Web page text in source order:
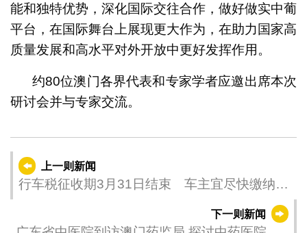
能和独特优势，深化国际交往合作，做好做实中葡
平台，在国际舞台上展现更大作为，在助力国家高
质量发展和高水平对外开放中更好发挥作用。
约80位澳门各界代表和专家学者应邀出席本次
研讨会并与专家交流。
上一则新闻
行车税征收期3月31日结束 车主宜尽快缴纳免
下一则新闻